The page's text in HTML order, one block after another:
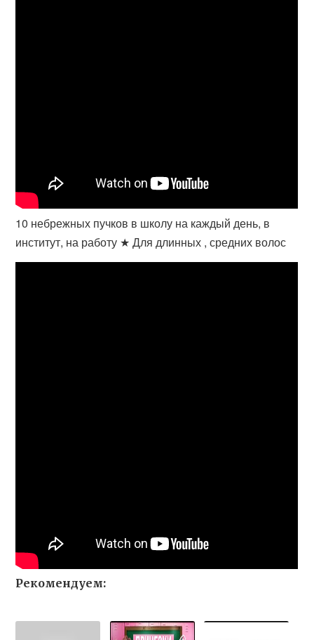
10 небрежных пучков в школу на каждый день, в
институт, на работу ★ Для длинных , средних волос
Рекомендуем: